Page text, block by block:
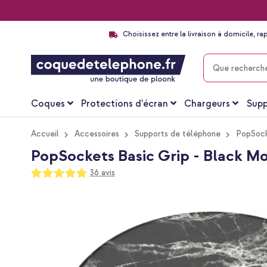
Choisissez entre la livraison à domicile,
CHERCHER
Coques Protections d'écran Chargeurs
Accueil Accessoires Supports de téléphone
PopSockets Basic Grip - Black
Notation:
97
100
36 avis